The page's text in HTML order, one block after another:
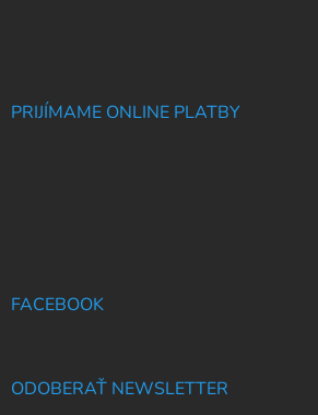
PRIJÍMAME ONLINE PLATBY
FACEBOOK
ODOBERAŤ NEWSLETTER